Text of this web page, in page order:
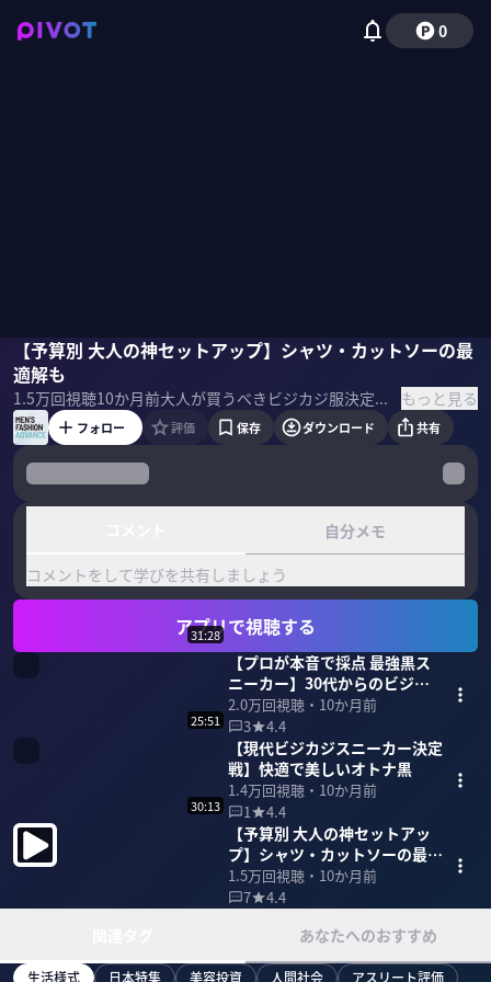
0
【予算別 大人の神セットアップ】シャツ・カットソーの最
適解も
1.5万回視聴10か月前 大人が買うべきビジカジ服決定戦。予算別にスタイリストおすすめのセットアップを紹介。また、ビジカジ用カットソー・シャツの選び方を解説。 ＜ゲスト＞ 大山シュン｜スタイリスト／SO Styling代表 2009年に個人向けスタイリストとして独立。YouTube『スタイリスト大山シュンのメンズ服講座』では30代・40代の男性におしゃれの基本を解説している。※チャンネル登録者数35万人 『10着で十分 センス不要でそこそこおしゃれ」など著書多数 小島奉文｜atmosクリエイティブディレクター 別注企画を手掛けるなど、様々なポジションを歴任した後、現職に。2016年に開催された歴代ナイキエアマックスの人気投票で、小島氏がデザインを手がけた＜エアマックス1 アトモス エレファント＞が世界一の投票を獲得。世界中のスニーカーフリークが注目。 サムネイル 写真：iStock もっと見る
大山シュン小島奉文国山ハセン
フォロー 評価 保存 ダウンロード 共有
自分メモ
コメントをして学びを共有しましょう
アプリで視聴する
31:28
【プロが本音で採点 最強黒ス
ニーカー】30代からのビジカ
ジ講座
2.0万回視聴・ 10か月前
3
4.4
25:51
【現代ビジカジスニーカー決定
戦】快適で美しいオトナ黒
1.4万回視聴・ 10か月前
1
4.4
30:13
【予算別 大人の神セットアッ
プ】シャツ・カットソーの最適
解も
1.5万回視聴・ 10か月前
7
4.4
あなたへのおすすめ
生活様式 日本特集 美容投資 人間社会 アスリート評価